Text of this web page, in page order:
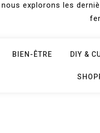
explorons les
BIEN-ÊTRE DIY &